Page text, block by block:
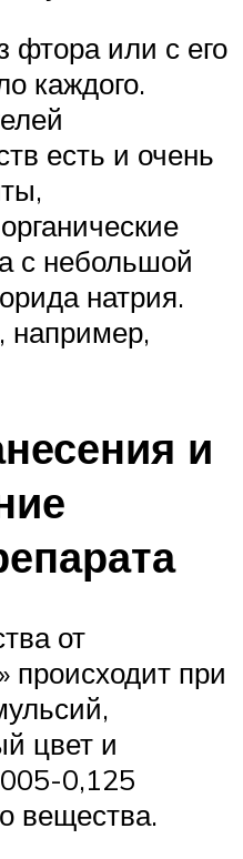
фтора или с его
каждого.
есть и очень
с небольшой
натрия.
например,
и
от
происходит при
цвет и
0,125
вещества.